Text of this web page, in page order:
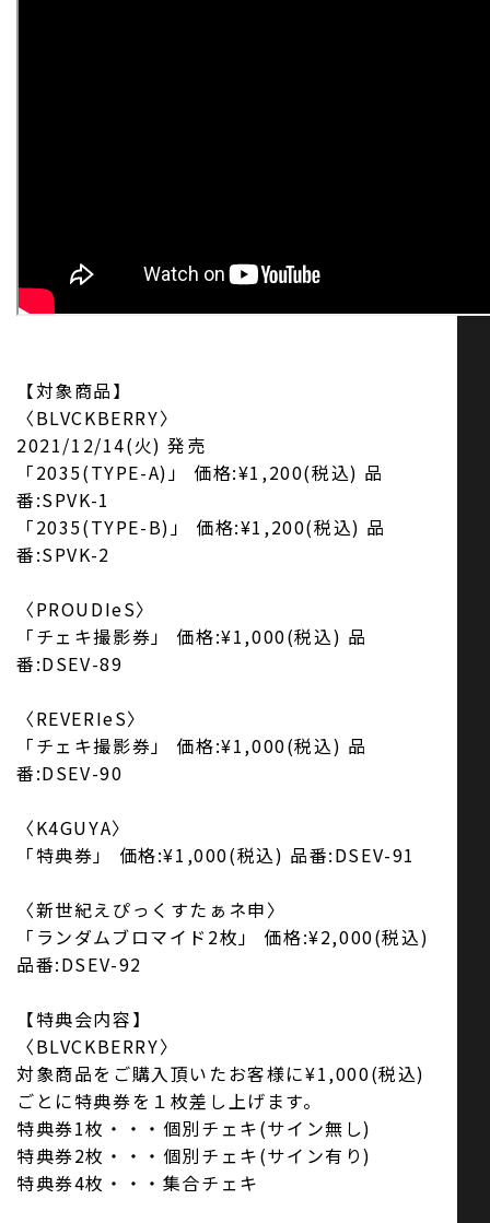
【対象商品】
〈BLVCKBERRY〉
2021/12/14(火) 発売
「2035(TYPE-A)」 価格:¥1,200(税込) 品
番:SPVK-1
「2035(TYPE-B)」 価格:¥1,200(税込) 品
番:SPVK-2
〈PROUDIeS〉
「チェキ撮影券」 価格:¥1,000(税込) 品
番:DSEV-89
〈REVERIeS〉
「チェキ撮影券」 価格:¥1,000(税込) 品
番:DSEV-90
〈K4GUYA〉
「特典券」 価格:¥1,000(税込) 品番:DSEV-91
〈新世紀えぴっくすたぁネ申〉
「ランダムブロマイド2枚」 価格:¥2,000(税込)
品番:DSEV-92
【特典会内容】
〈BLVCKBERRY〉
対象商品をご購入頂いたお客様に¥1,000(税込)
ごとに特典券を１枚差し上げます。
特典券1枚・・・個別チェキ(サイン無し)
特典券2枚・・・個別チェキ(サイン有り)
特典券4枚・・・集合チェキ